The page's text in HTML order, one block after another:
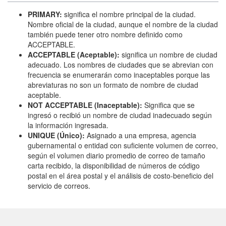
PRIMARY: significa el nombre principal de la ciudad.
Nombre oficial de la ciudad, aunque el nombre de la ciudad
también puede tener otro nombre definido como
ACCEPTABLE.
ACCEPTABLE (Aceptable): significa un nombre de ciudad
adecuado. Los nombres de ciudades que se abrevian con
frecuencia se enumerarán como inaceptables porque las
abreviaturas no son un formato de nombre de ciudad
aceptable.
NOT ACCEPTABLE (Inaceptable): Significa que se
ingresó o recibió un nombre de ciudad inadecuado según
la información ingresada.
UNIQUE (Único): Asignado a una empresa, agencia
gubernamental o entidad con suficiente volumen de correo,
según el volumen diario promedio de correo de tamaño
carta recibido, la disponibilidad de números de código
postal en el área postal y el análisis de costo-beneficio del
servicio de correos.